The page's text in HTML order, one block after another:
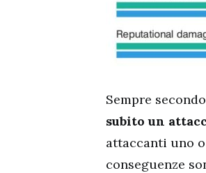
Sempre
subito un
attaccanti uno
conseguenze